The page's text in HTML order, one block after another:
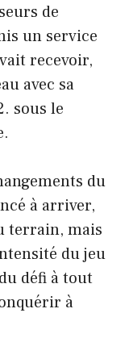
de
un service
recevoir,
avec sa
sous le
du
à arriver,
terrain, mais
du jeu
défi à tout
à